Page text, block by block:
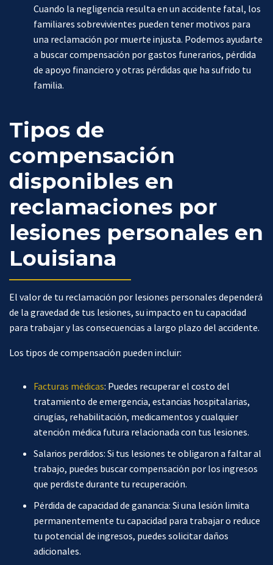
Cuando la negligencia resulta en un accidente fatal, los
familiares sobrevivientes pueden tener motivos para
una reclamación por muerte injusta. Podemos ayudarte
a buscar compensación por gastos funerarios, pérdida
de apoyo financiero y otras pérdidas que ha sufrido tu
familia.
Tipos de
compensación
disponibles en
reclamaciones por
lesiones personales en
Louisiana
El valor de tu reclamación por lesiones personales dependerá
de la gravedad de tus lesiones, su impacto en tu capacidad
para trabajar y las consecuencias a largo plazo del accidente.
Los tipos de compensación pueden incluir:
Facturas médicas: Puedes recuperar el costo del
tratamiento de emergencia, estancias hospitalarias,
cirugías, rehabilitación, medicamentos y cualquier
atención médica futura relacionada con tus lesiones.
Salarios perdidos: Si tus lesiones te obligaron a faltar al
trabajo, puedes buscar compensación por los ingresos
que perdiste durante tu recuperación.
Pérdida de capacidad de ganancia: Si una lesión limita
permanentemente tu capacidad para trabajar o reduce
tu potencial de ingresos, puedes solicitar daños
adicionales.